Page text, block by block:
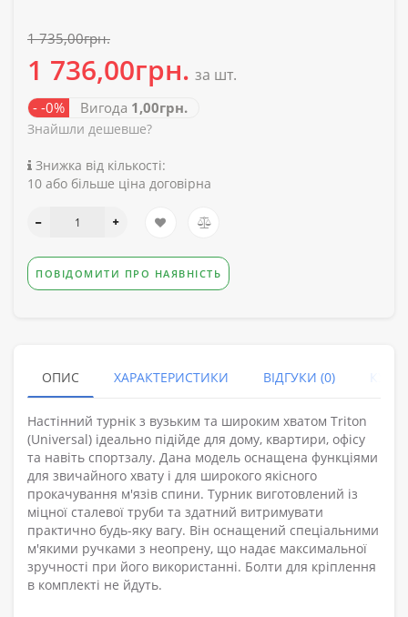
1 735,00грн.
1 736,00грн. за шт.
- -0% Вигода 1,00грн.
Знайшли дешевше?
Знижка від кількості:
10 або більше ціна договірна
ПОВІДОМИТИ ПРО НАЯВНІСТЬ
ОПИС ХАРАКТЕРИСТИКИ ВІДГУКИ (0)
Настінний турнік з вузьким та широким хватом Triton
(Universal) ідеально підійде для дому, квартири, офісу
та навіть спортзалу. Дана модель оснащена функціями
для звичайного хвату і для широкого якісного
прокачування м'язів спини. Турник виготовлений із
міцної сталевої труби та здатний витримувати
практично будь-яку вагу. Він оснащений спеціальними
м'якими ручками з неопрену, що надає максимальної
зручності при його використанні. Болти для кріплення
в комплекті не йдуть.